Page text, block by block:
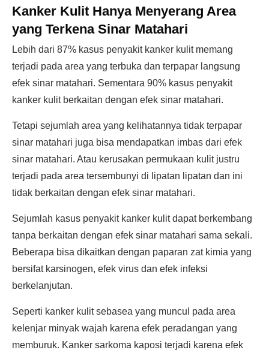
Kanker Kulit Hanya Menyerang Area
yang Terkena Sinar Matahari
Lebih dari 87% kasus penyakit kanker kulit memang
terjadi pada area yang terbuka dan terpapar langsung
efek sinar matahari. Sementara 90% kasus penyakit
kanker kulit berkaitan dengan efek sinar matahari.
Tetapi sejumlah area yang kelihatannya tidak terpapar
sinar matahari juga bisa mendapatkan imbas dari efek
sinar matahari. Atau kerusakan permukaan kulit justru
terjadi pada area tersembunyi di lipatan lipatan dan ini
tidak berkaitan dengan efek sinar matahari.
Sejumlah kasus penyakit kanker kulit dapat berkembang
tanpa berkaitan dengan efek sinar matahari sama sekali.
Beberapa bisa dikaitkan dengan paparan zat kimia yang
bersifat karsinogen, efek virus dan efek infeksi
berkelanjutan.
Seperti kanker kulit sebasea yang muncul pada area
kelenjar minyak wajah karena efek peradangan yang
memburuk. Kanker sarkoma kaposi terjadi karena efek